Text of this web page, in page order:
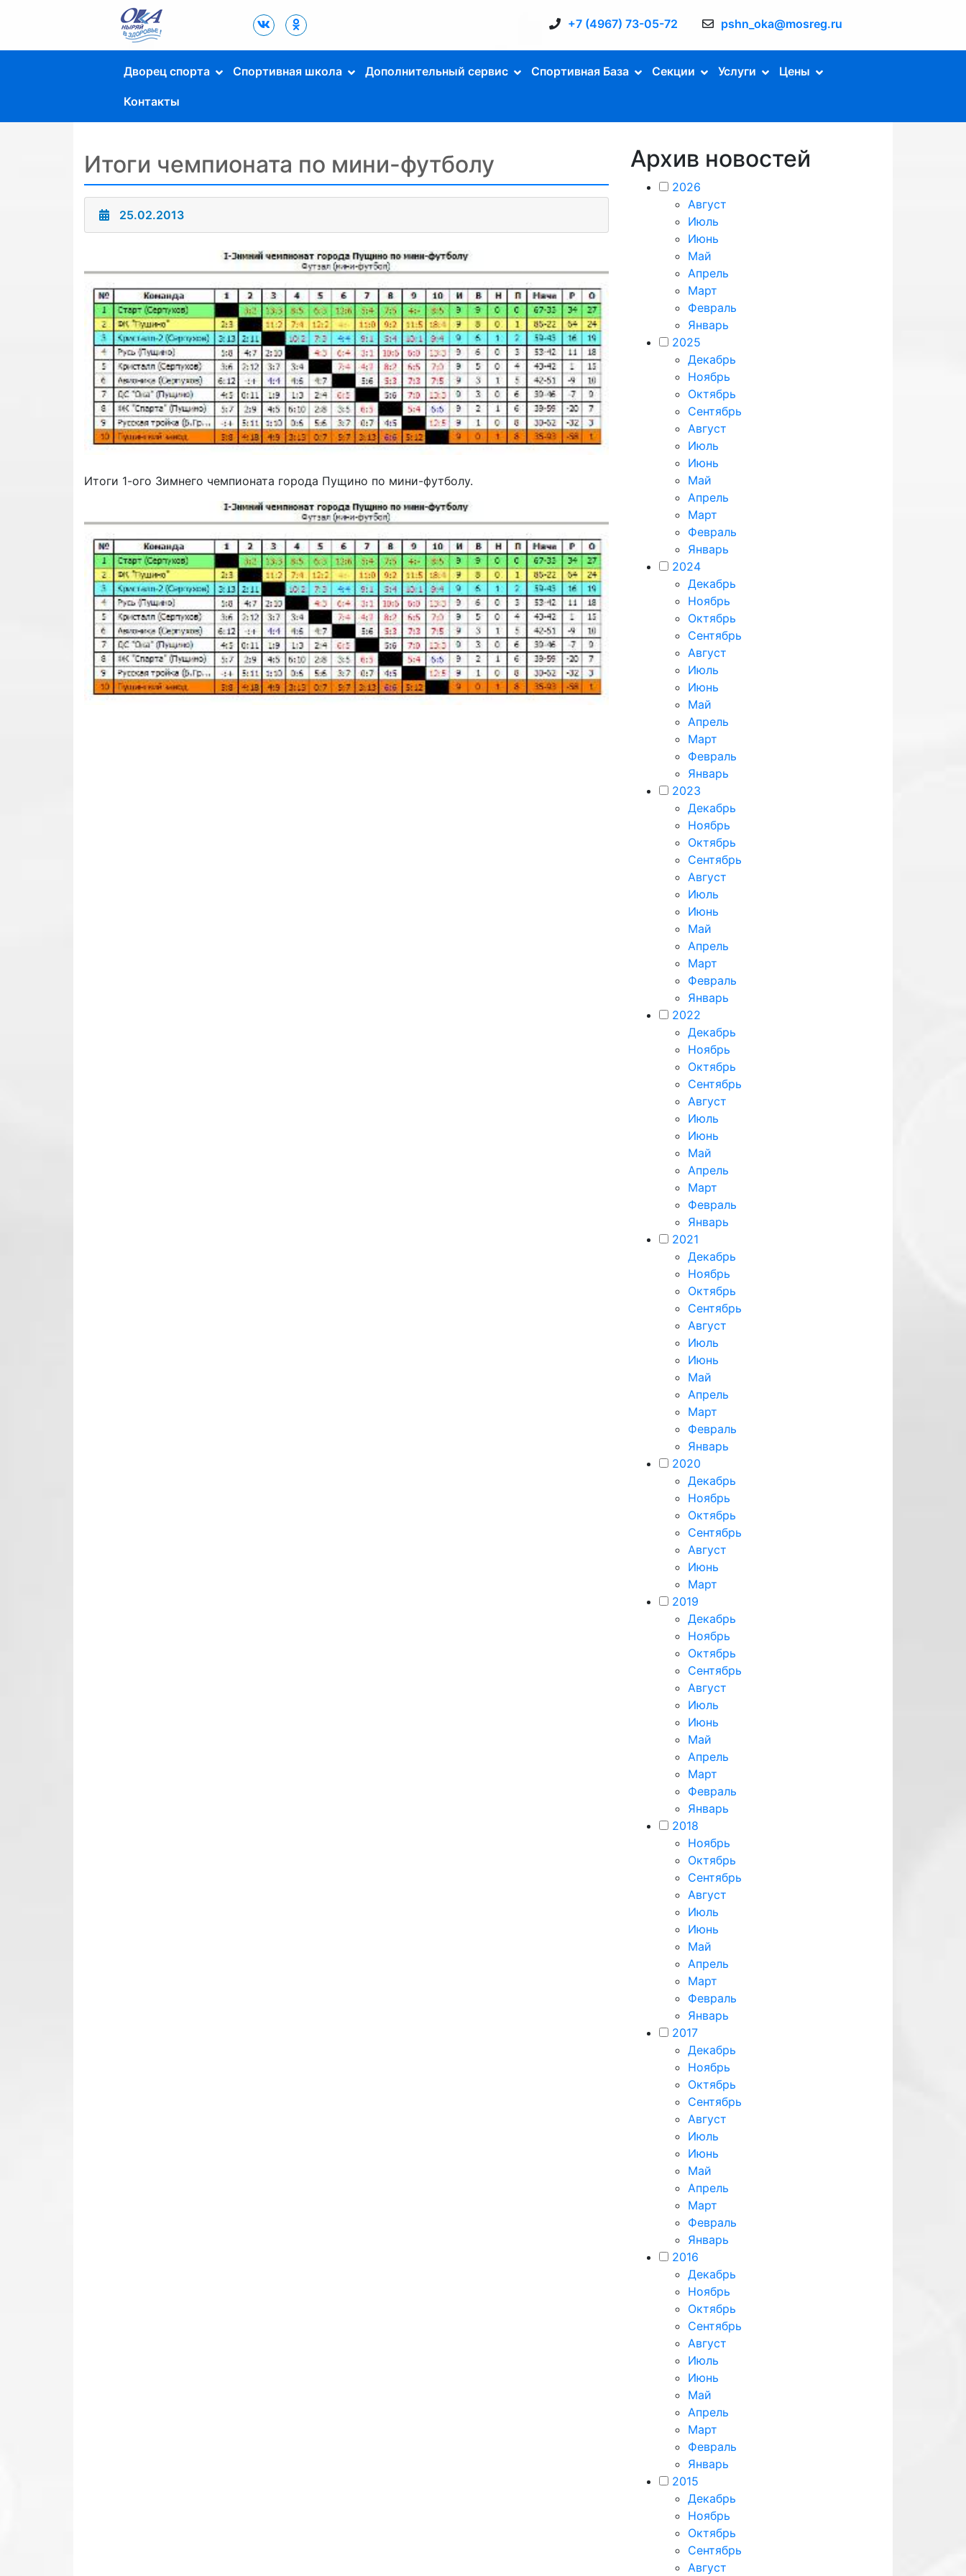
Дворец Спорта
"Ока" г. Пущино
+7 (4967) 73-05-72 pshn_oka@mosreg.ru
Дворец спорта Спортивная школа Дополнительный сервис Спортивная База Секции Услуги Цены
Контакты
Итоги чемпионата по мини-футболу
25.02.2013
Итоги 1-ого Зимнего чемпионата города Пущино по мини-футболу.
Архив новостей
2026
Август
Июль
Июнь
Май
Апрель
Март
Февраль
Январь
2025
Декабрь
Ноябрь
Октябрь
Сентябрь
Август
Июль
Июнь
Май
Апрель
Март
Февраль
Январь
2024
Декабрь
Ноябрь
Октябрь
Сентябрь
Август
Июль
Июнь
Май
Апрель
Март
Февраль
Январь
2023
Декабрь
Ноябрь
Октябрь
Сентябрь
Август
Июль
Июнь
Май
Апрель
Март
Февраль
Январь
2022
Декабрь
Ноябрь
Октябрь
Сентябрь
Август
Июль
Июнь
Май
Апрель
Март
Февраль
Январь
2021
Декабрь
Ноябрь
Октябрь
Сентябрь
Август
Июль
Июнь
Май
Апрель
Март
Февраль
Январь
2020
Декабрь
Ноябрь
Октябрь
Сентябрь
Август
Июнь
Март
2019
Декабрь
Ноябрь
Октябрь
Сентябрь
Август
Июль
Июнь
Май
Апрель
Март
Февраль
Январь
2018
Ноябрь
Октябрь
Сентябрь
Август
Июль
Июнь
Май
Апрель
Март
Февраль
Январь
2017
Декабрь
Ноябрь
Октябрь
Сентябрь
Август
Июль
Июнь
Май
Апрель
Март
Февраль
Январь
2016
Декабрь
Ноябрь
Октябрь
Сентябрь
Август
Июль
Июнь
Май
Апрель
Март
Февраль
Январь
2015
Декабрь
Ноябрь
Октябрь
Сентябрь
Август